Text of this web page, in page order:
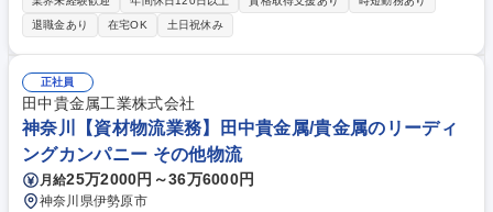
をお任せいたします。 【業務詳細】製品品質と試験・検査技術の調査、改
善、規格認証に関わる適合性評価ならびに試験機器の保全技術改善に関す
る業務。将来的には品質マネジメントシステムの維持・改善、社内標準化
および品質管理に関する計画の立案・推進を通じてJFE製品のブランド価
値向上に貢献していただきます【配属部署について】鉄鋼製品（原材料・
半製品を含む）の分析、試験、検査を統括する品質保証室・材料試験セン
ターになります。 募集職種 【千葉】品質保証（鉄鋼製品）★ポジティブ
アクション求人(女性歓迎)
退職金あり
在宅OK 土日祝休み
正社員
田中貴金属工業株式会社
神奈川【資材物流業務】田中貴金属/貴金属のリーディ
ングカンパニー その他物流
月給25万2000円～36万6000円
神奈川県伊勢原市